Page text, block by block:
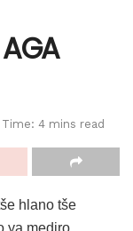
Time: 4 mins read
hlano tše
ya mediro,